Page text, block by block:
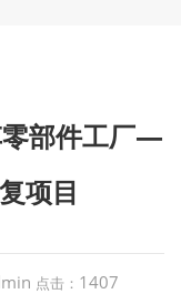
零部件工厂—
项目
点击： 1407